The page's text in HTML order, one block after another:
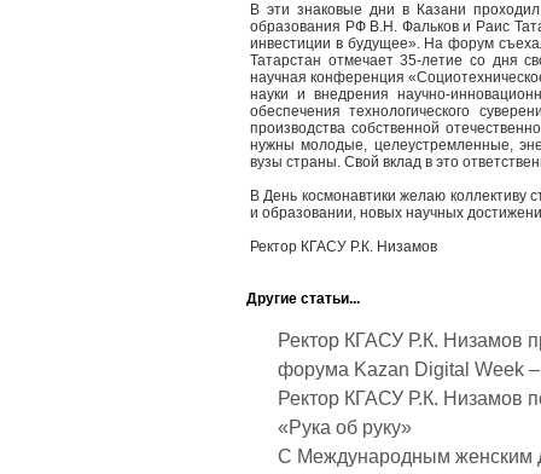
В эти знаковые дни в Казани
образования РФ В.Н. Фальков и Раис
инвестиции в будущее». На форум
Татарстан отмечает 35-летие со дня
научная конференция
науки и внедрения научно-
обеспечения технологического
производства собственной
нужны молодые, целеустремленные,
вузы страны. Свой вклад в это
В День космонавтики желаю коллективу
и образовании, новых научных
Ректор КГАСУ Р.К. Низамов
Другие статьи...
Ректор КГАСУ Р.К. Низамов
форума Kazan Digital Week
Ректор КГАСУ Р.К. Низамов
«Рука об руку»
С Международным женским